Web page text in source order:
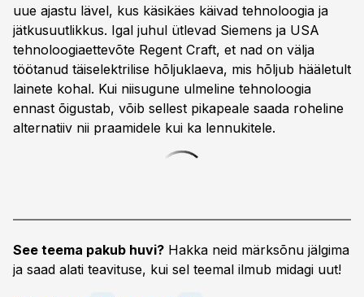
uue ajastu lävel, kus käsikäes käivad tehnoloogia ja
jätku­suutlikkus. Igal juhul ütlevad Siemens ja USA
tehnoloogiaettevõte Regent Craft, et nad on välja
töötanud täiselektrilise hõljuklaeva, mis hõljub hääletult
lainete kohal. Kui niisugune ulmeline tehnoloogia
ennast õigustab, võib sellest pikapeale saada roheline
alternatiiv nii praamidele kui ka lennukitele.
See teema pakub huvi? Hakka neid märksõnu jälgima
ja saad alati teavituse, kui sel teemal ilmub midagi uut!